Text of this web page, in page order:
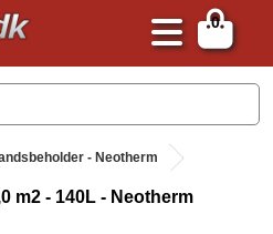
0
- Neotherm
m2 - 140L - Neotherm